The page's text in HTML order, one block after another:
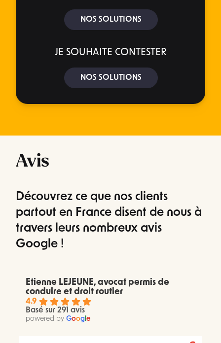
NOS SOLUTIONS
JE SOUHAITE CONTESTER
NOS SOLUTIONS
Avis
Découvrez ce que nos clients
partout en France disent de nous à
travers leurs nombreux avis
Google !
Etienne LEJEUNE, avocat permis de
conduire et droit routier
4.9
Basé sur 291 avis
powered by Google